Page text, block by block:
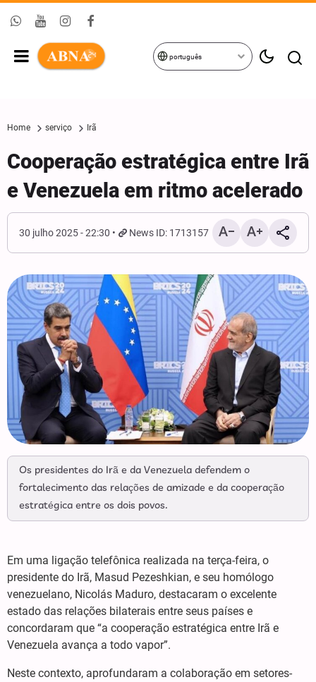
português
Home serviço Irã
​Cooperação estratégica entre Irã
e Venezuela em ritmo acelerado
30 julho 2025 - 22:30 News ID: 1713157
Os presidentes do Irã e da Venezuela defendem o
fortalecimento das relações de amizade e da cooperação
estratégica entre os dois povos.
Em uma ligação telefônica realizada na terça-feira, o
presidente do Irã, Masud Pezeshkian, e seu homólogo
venezuelano, Nicolás Maduro, destacaram o excelente
estado das relações bilaterais entre seus países e
concordaram que “a cooperação estratégica entre Irã e
Venezuela avança a todo vapor”.
Neste contexto, aprofundaram a colaboração em setores-